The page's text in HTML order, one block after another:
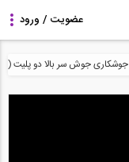
جوشکاری جوش سر بالا دو پلیت